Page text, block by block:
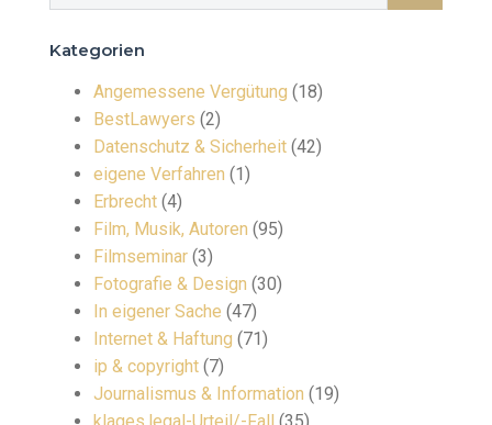
Kategorien
Angemessene Vergütung (18)
BestLawyers (2)
Datenschutz & Sicherheit (42)
eigene Verfahren (1)
Erbrecht (4)
Film, Musik, Autoren (95)
Filmseminar (3)
Fotografie & Design (30)
In eigener Sache (47)
Internet & Haftung (71)
ip & copyright (7)
Journalismus & Information (19)